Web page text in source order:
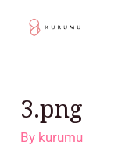
3.png
By kurumu